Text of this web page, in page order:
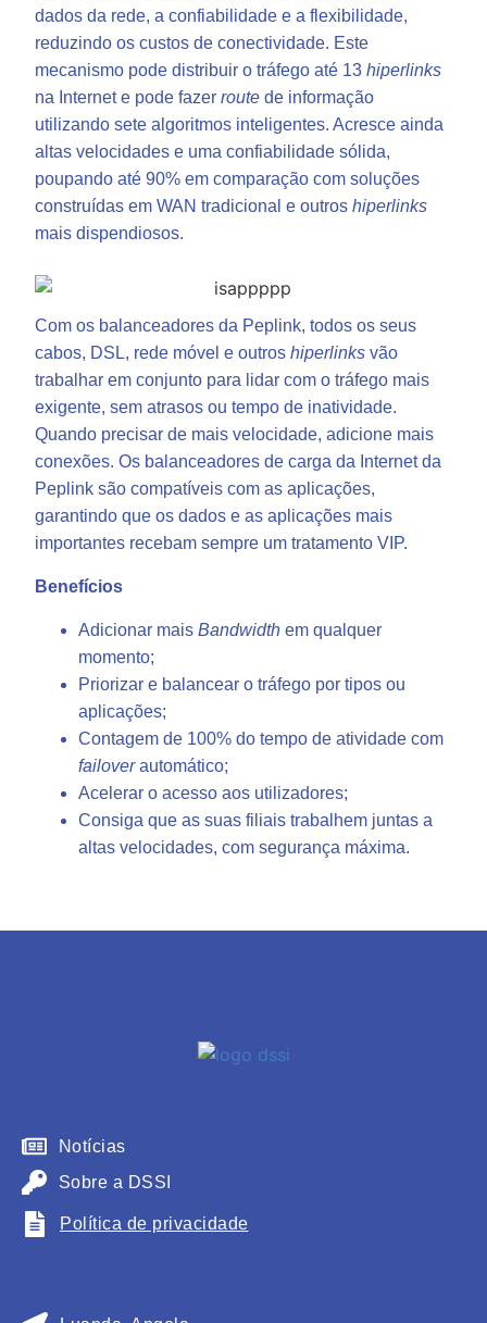
dados da rede, a confiabilidade e a flexibilidade,
reduzindo os custos de conectividade. Este
mecanismo pode distribuir o tráfego até 13 hiperlinks
na Internet e pode fazer route de informação
utilizando sete algoritmos inteligentes. Acresce ainda
altas velocidades e uma confiabilidade sólida,
poupando até 90% em comparação com soluções
construídas em WAN tradicional e outros hiperlinks
mais dispendiosos.
Com os balanceadores da Peplink, todos os seus
cabos, DSL, rede móvel e outros hiperlinks vão
trabalhar em conjunto para lidar com o tráfego mais
exigente, sem atrasos ou tempo de inatividade.
Quando precisar de mais velocidade, adicione mais
conexões. Os balanceadores de carga da Internet da
Peplink são compatíveis com as aplicações,
garantindo que os dados e as aplicações mais
importantes recebam sempre um tratamento VIP.
Benefícios
Adicionar mais Bandwidth em qualquer
momento;
Priorizar e balancear o tráfego por tipos ou
aplicações;
Contagem de 100% do tempo de atividade com
failoverautomático;
Acelerar o acesso aos utilizadores;
Consiga que as suas filiais trabalhem juntas a
altas velocidades, com segurança máxima.
Notícias
Sobre a DSSI
Política de privacidade